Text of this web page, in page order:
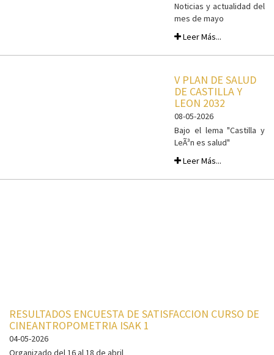
Noticias y actualidad del
mes de mayo
Leer Más...
V PLAN DE SALUD
DE CASTILLA Y
LEON 2032
08-05-2026
Bajo el lema "Castilla y
LeÃ³n es salud"
Leer Más...
RESULTADOS ENCUESTA DE SATISFACCION CURSO DE
CINEANTROPOMETRIA ISAK 1
04-05-2026
Organizado del 16 al 18 de abril